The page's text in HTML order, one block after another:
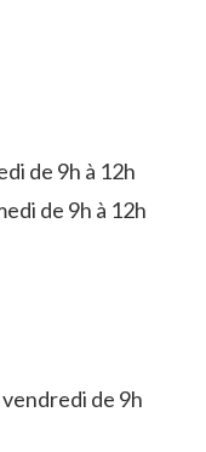
de 9h à 12h
de 9h à 12h
de 9h